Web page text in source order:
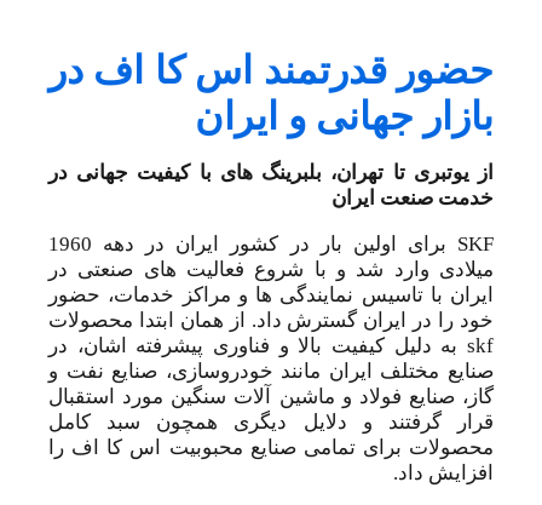
حضور قدرتمند اس کا اف در
بازار جهانی و ایران
از یوتبری تا تهران، بلبرینگ های با کیفیت جهانی در
خدمت صنعت ایران
SKF برای اولین بار در کشور ایران در دهه 1960
میلادی وارد شد و با شروع فعالیت های صنعتی در
ایران با تاسیس نمایندگی ها و مراکز خدمات، حضور
خود را در ایران گسترش داد. از همان ابتدا محصولات
skf به دلیل کیفیت بالا و فناوری پیشرفته اشان، در
صنایع مختلف ایران مانند خودروسازی، صنایع نفت و
گاز، صنایع فولاد و ماشین آلات سنگین مورد استقبال
قرار گرفتند و دلایل دیگری همچون سبد کامل
محصولات برای تمامی صنایع محبوبیت اس کا اف را
افزایش داد.